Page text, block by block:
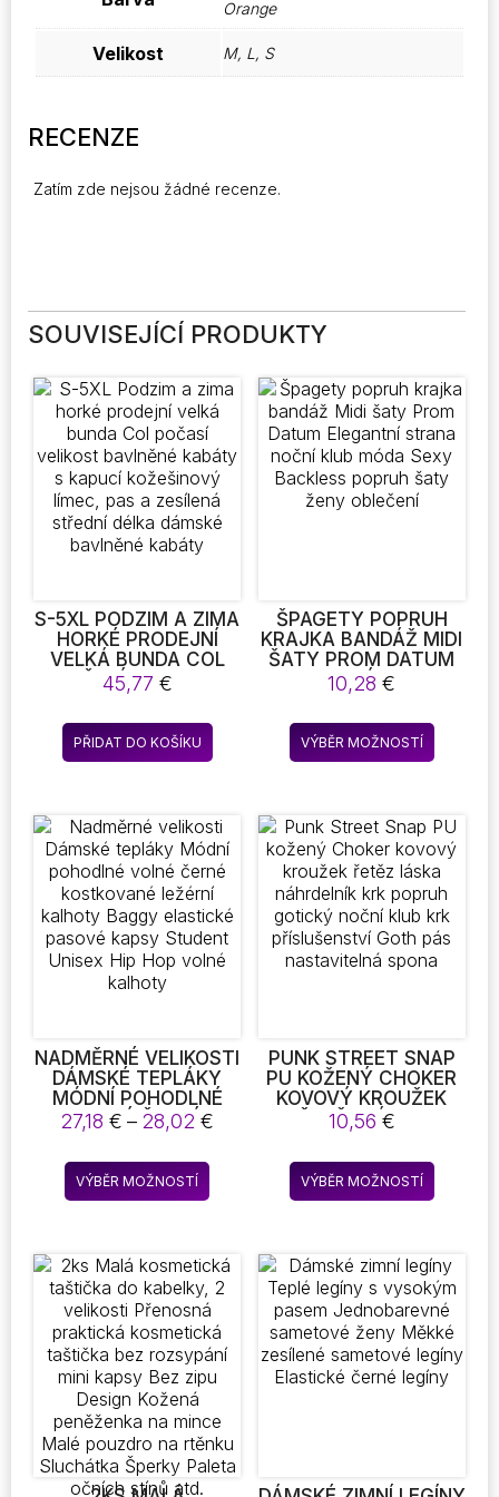
Orange
Velikost M, L, S
RECENZE
Zatím zde nejsou žádné recenze.
SOUVISEJÍCÍ PRODUKTY
S-5XL PODZIM A ZIMA
HORKÉ PRODEJNÍ
VELKÁ BUNDA COL
POČASÍ VELIKOST
BAVLNĚNÉ KABÁTY S
KAPUCÍ KOŽEŠINOVÝ
LÍMEC, PAS A
ZESÍLENÁ STŘEDNÍ
45,77 €
PŘIDAT DO KOŠÍKU
ŠPAGETY POPRUH
KRAJKA BANDÁŽ MIDI
ŠATY PROM DATUM
ELEGANTNÍ STRANA
NOČNÍ KLUB MÓDA
SEXY BACKLESS
POPRUH ŠATY ŽENY
OBLEČENÍ
10,28€
VÝBĚR MOŽNOSTÍ
Tento
produkt
variant.
lze
vybrat
na
stránce
NADMĚRNÉ VELIKOSTI
DÁMSKÉ TEPLÁKY
MÓDNÍ POHODLNÉ
VOLNÉ ČERNÉ
KOSTKOVANÉ LEŽÉRNÍ
KALHOTY BAGGY
ELASTICKÉ PASOVÉ
KAPSY STUDENT
27,18€ – 28,02€
VÝBĚR MOŽNOSTÍ
Tento
produkt
variant.
Možnosti
lze
vybrat
na
produktu
PUNK STREET SNAP
PU KOŽENÝ CHOKER
KOVOVÝ KROUŽEK
ŘETĚZ LÁSKA
NÁHRDELNÍK KRK
POPRUH GOTICKÝ
NOČNÍ KLUB KRK
PŘÍSLUŠENSTVÍ GOTH
10,56 €
VÝBĚR MOŽNOSTÍ
Tento
produkt
variant.
lze
vybrat
na
stránce